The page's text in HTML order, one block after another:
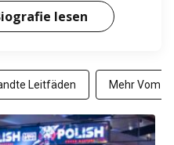
lesen
Leitfäden Mehr Vom